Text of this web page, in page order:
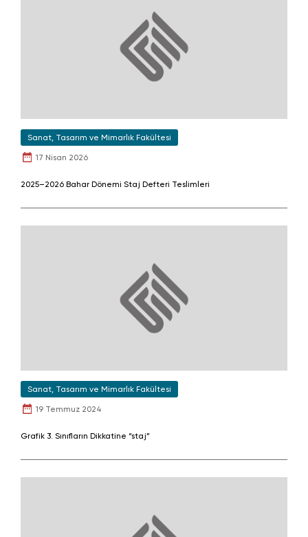
Sanat, Tasarım ve Mimarlık Fakültesi
17 Nisan 2026
2025–2026 Bahar Dönemi Staj Defteri Teslimleri
Sanat, Tasarım ve Mimarlık Fakültesi
19 Temmuz 2024
Grafik 3. Sınıfların Dikkatine “staj”